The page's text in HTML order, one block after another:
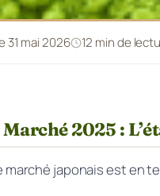
31 mai 2026 12 min de
Marché 2025 :
marché japonais est en